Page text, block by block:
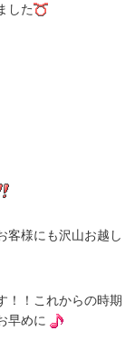
した
客様にも沢山お越し
！！これからの時期
早めに